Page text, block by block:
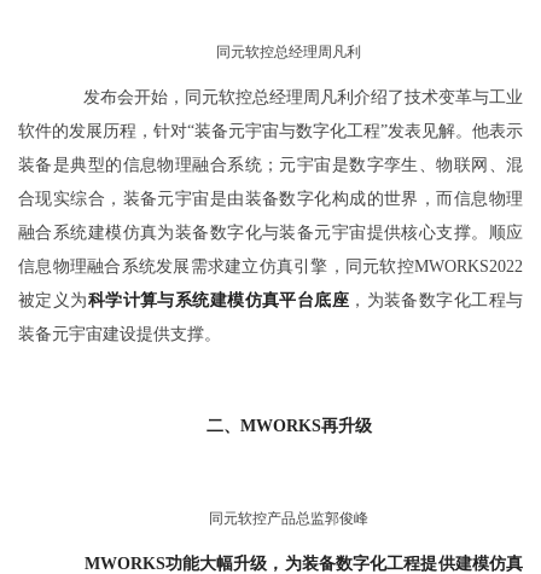
同元软控总经理周凡利
发布会开始，同元软控总经理周凡利介绍了技术变革与工业
软件的发展历程，针对“装备元宇宙与数字化工程”发表见解。他表示
装备是典型的信息物理融合系统；元宇宙是数字孪生、物联网、混
合现实综合，装备元宇宙是由装备数字化构成的世界，而信息物理
融合系统建模仿真为装备数字化与装备元宇宙提供核心支撑。顺应
信息物理融合系统发展需求建立仿真引擎，同元软控MWORKS2022
被定义为科学计算与系统建模仿真平台底座 ，为装备数字化工程与
装备元宇宙建设提供支撑。
二、MWORKS再升级
同元软控产品总监郭俊峰
MWORKS功能大幅升级，为装备数字化工程提供建模仿真